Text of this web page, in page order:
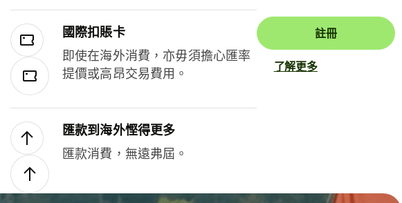
國際扣賬卡
即使在海外消費，亦毋須擔心匯率
提價或高昂交易費用。
匯款到海外慳得更多
匯款消費，無遠弗屆。
註冊
了解更多